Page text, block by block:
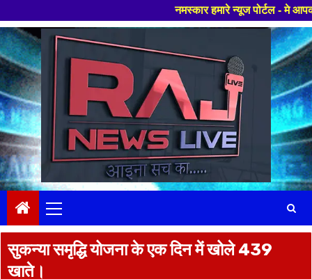
नमस्कार हमारे न्यूज पोर्टल - मे आपका
Skip
to
content
Menu
सुकन्या समृद्धि योजना के एक दिन में खोले 439
खाते।